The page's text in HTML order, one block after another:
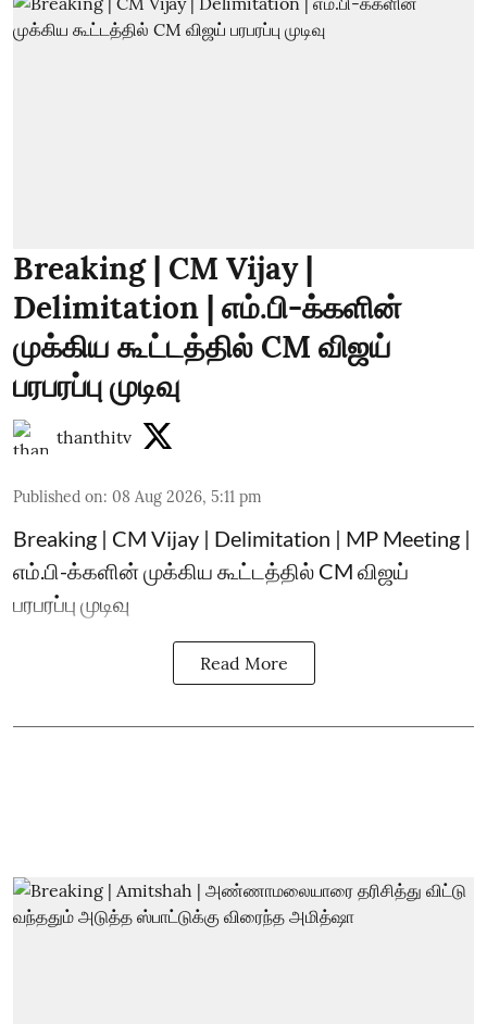
Breaking | CM Vijay |
Delimitation | எம்.பி-க்களின்
முக்கிய கூட்டத்தில் CM விஜய்
பரபரப்பு முடிவு
thanthitv
Published on: 08 Aug 2026, 5:11 pm
Breaking | CM Vijay | Delimitation | MP Meeting |
எம்.பி-க்களின் முக்கிய கூட்டத்தில் CM விஜய்
பரபரப்பு முடிவு
Read More